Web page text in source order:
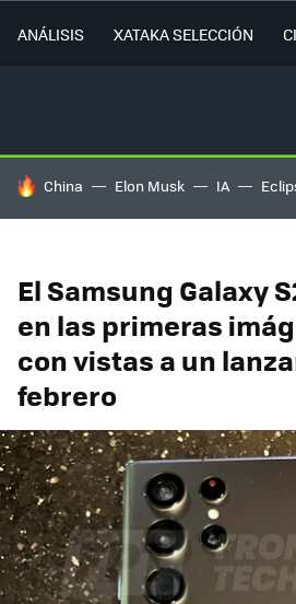
ANÁLISIS XATAKA SELECCIÓN
HOY SE HABLA DE
China Elon Musk IA
El Samsung Galaxy
en las primeras
con vistas a un
febrero